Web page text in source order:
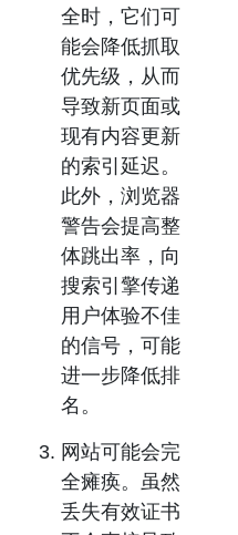
全时，它们可
能会降低抓取
优先级，从而
导致新页面或
现有内容更新
的索引延迟。
此外，浏览器
警告会提高整
体跳出率，向
搜索引擎传递
用户体验不佳
的信号，可能
进一步降低排
名。
网站可能会完
全瘫痪。 虽然
丢失有效证书